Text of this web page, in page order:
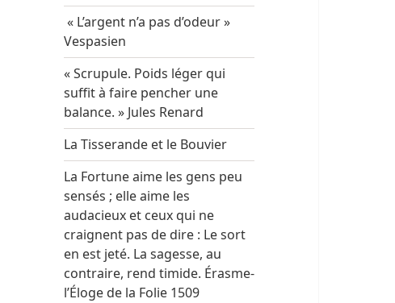
« L’argent n’a pas d’odeur »
Vespasien
« Scrupule. Poids léger qui
suffit à faire pencher une
balance. » Jules Renard
La Tisserande et le Bouvier
La Fortune aime les gens peu
sensés ; elle aime les
audacieux et ceux qui ne
craignent pas de dire : Le sort
en est jeté. La sagesse, au
contraire, rend timide. Érasme-
l’Éloge de la Folie 1509